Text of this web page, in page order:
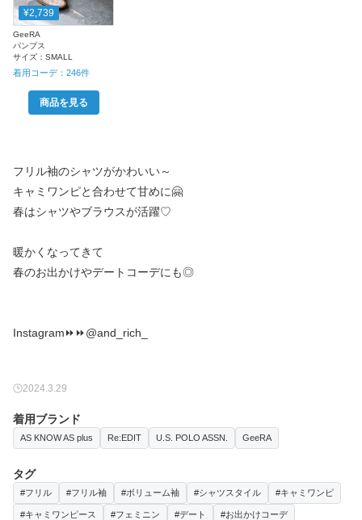
¥2,739
GeeRA
パンプス
サイズ： SMALL
着用コーデ： 246件
商品を見る
フリル袖のシャツがかわいい～
キャミワンピと合わせて甘めに🤗
春はシャツやブラウスが活躍♡
暖かくなってきて
春のお出かけやデートコーデにも◎
2024.3.29
着用ブランド
AS KNOW AS plus Re:EDIT U.S. POLO ASSN. GeeRA
タグ
#フリル #フリル袖 #ボリューム袖 #シャツスタイル #キャミワンピ
#キャミワンピース #フェミニン #デート #お出かけコーデ